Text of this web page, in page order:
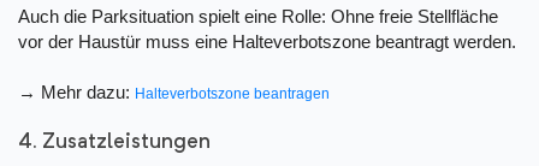
Auch die Parksituation spielt eine Rolle: Ohne freie Stellfläche
vor der Haustür muss eine Halteverbotszone beantragt werden.
→ Mehr dazu: Halteverbotszone beantragen
4. Zusatzleistungen